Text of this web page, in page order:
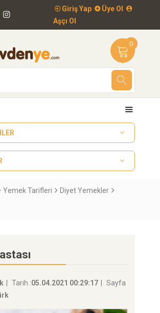
Giriş Yap
Üye Ol
Aşçı Ol
0
Yemek Tarifleri Diyet Yemekler
Tarih :05.04.2021 00:29:17
Sayfa